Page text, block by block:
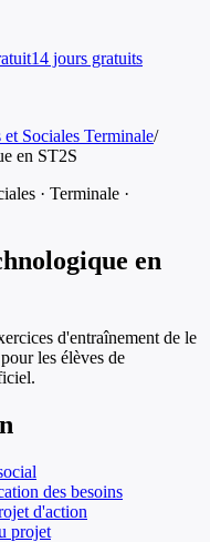
14 jours gratuits
et Sociales Terminale/
en ST2S
· Terminale ·
en
d'entraînement de le
pour les élèves de
des besoins
d'action
projet